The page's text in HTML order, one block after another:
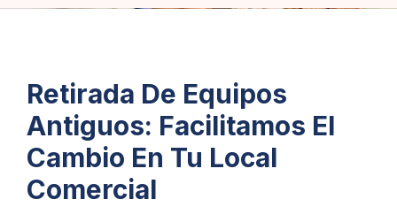
Retirada De Equipos
Antiguos: Facilitamos El
Cambio En Tu Local
Comercial